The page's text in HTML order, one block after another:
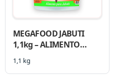
MEGAFOOD JABUTI
1,1kg – ALIMENTO
EXTRUSADO PARA
JABUTI
1,1 kg